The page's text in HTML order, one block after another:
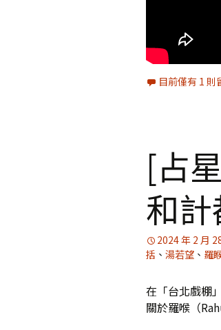
目前僅有 1 則
[占
和
2024 年 2 月
括 、 湯若望 、 羅
在「台北戲棚
關於羅喉（